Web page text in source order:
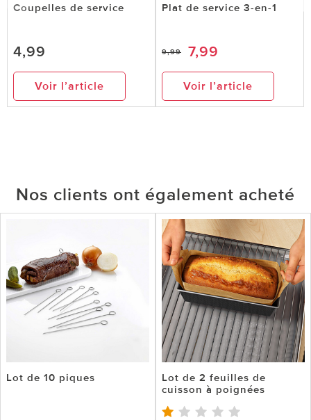
Coupelles de service
4,99
Voir l’article
Plat de service 3-en-1
9,99 7,99
Voir l’article
Nos clients ont également acheté
Lot de 10 piques
Lot de 2 feuilles de
cuisson à poignées